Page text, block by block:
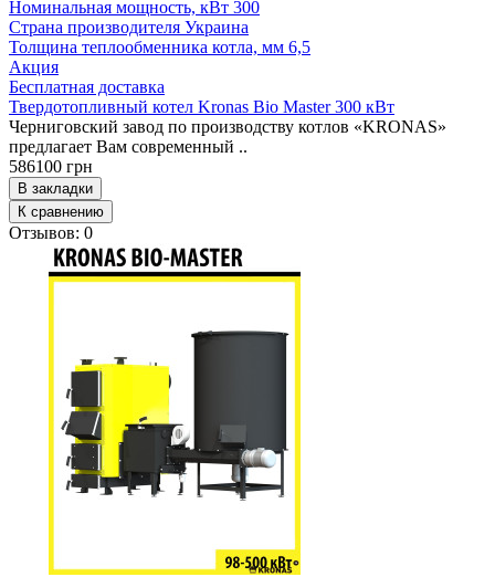
Номинальная мощность, кВт 300
Страна производителя Украина
Толщина теплообменника котла, мм 6,5
Акция
Бесплатная доставка
Твердотопливный котел Kronas Bio Master 300 кВт
Черниговский завод по производству котлов «KRONAS»
предлагает Вам современный ..
586100 грн
В закладки
К сравнению
Отзывов: 0